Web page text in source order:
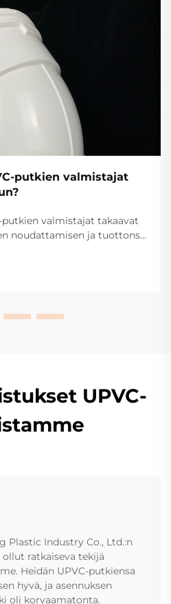
putkien valmistajat
valmistajat takaavat
noudattamisen ja tuottonsa
kansainvälisiä
ohjattua ekstruusiota.
UPVC-
Plastic Industry Co., Ltd.:n
ratkaiseva tekijä
Heidän UPVC-putkiensa
hyvä, ja asennuksen
oli korvaamatonta.